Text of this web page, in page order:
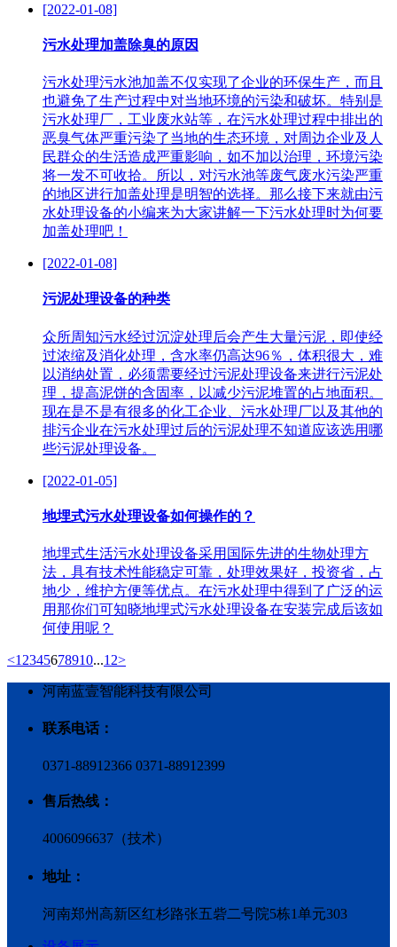
[2022-01-08]
污水处理加盖除臭的原因
污水处理污水池加盖不仅实现了企业的环保生产，而且
也避免了生产过程中对当地环境的污染和破坏。特别是
污水处理厂，工业废水站等，在污水处理过程中排出的
恶臭气体严重污染了当地的生态环境，对周边企业及人
民群众的生活造成严重影响，如不加以治理，环境污染
将一发不可收拾。所以，对污水池等废气废水污染严重
的地区进行加盖处理是明智的选择。那么接下来就由污
水处理设备的小编来为大家讲解一下污水处理时为何要
加盖处理吧！
[2022-01-08]
污泥处理设备的种类
众所周知污水经过沉淀处理后会产生大量污泥，即使经
过浓缩及消化处理，含水率仍高达96％，体积很大，难
以消纳处置，必须需要经过污泥处理设备来进行污泥处
理，提高泥饼的含固率，以减少污泥堆置的占地面积。
现在是不是有很多的化工企业、污水处理厂以及其他的
排污企业在污水处理过后的污泥处理不知道应该选用哪
些污泥处理设备。
[2022-01-05]
地埋式污水处理设备如何操作的？
地埋式生活污水处理设备采用国际先进的生物处理方
法，具有技术性能稳定可靠，处理效果好，投资省，占
地少，维护方便等优点。在污水处理中得到了广泛的运
用那你们可知晓地埋式污水处理设备在安装完成后该如
何使用呢？
<1 2345678910...12>
河南蓝壹智能科技有限公司
联系电话：
0371-88912366 0371-88912399
售后热线：
4006096637（技术）
地址：
河南郑州高新区红杉路张五砦二号院5栋1单元303